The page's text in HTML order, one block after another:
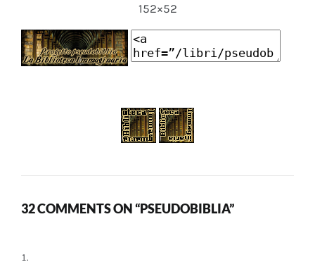
152×52
32 COMMENTS ON “PSEUDOBIBLIA”